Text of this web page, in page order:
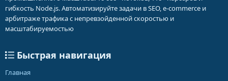
гибкость Node.js. Автоматизируйте задачи в SEO, e-commerce и
арбитраже трафика с непревзойденной скоростью и
масштабируемостью
Быстрая навигация
Главная